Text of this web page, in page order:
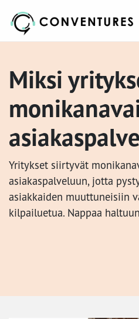
Miksi
Yritykset siirtyvät
asiakaspalveluun, jotta
asiakkaiden muuttuneisiin
kilpailuetua. Nappaa